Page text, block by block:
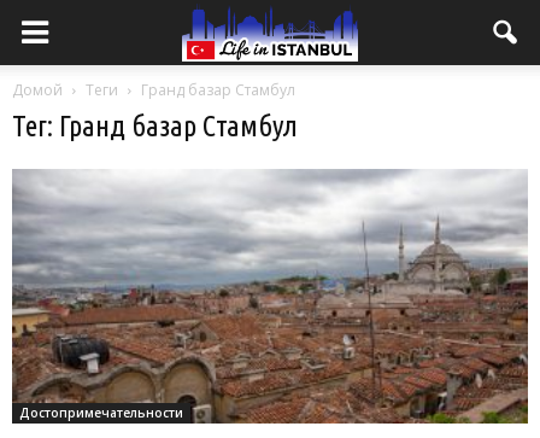
Домой Теги Гранд базар Стамбул
Тег: Гранд базар Стамбул
Достопримечательности